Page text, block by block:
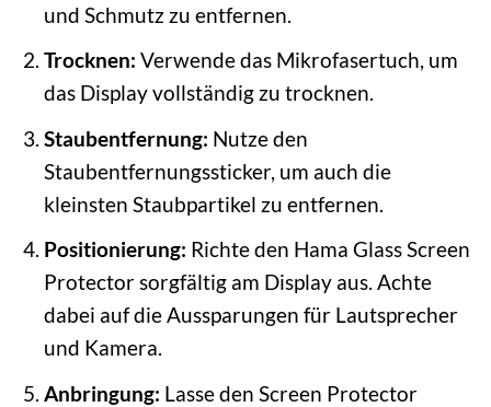
und Schmutz zu entfernen.
Trocknen: Verwende das Mikrofasertuch, um
das Display vollständig zu trocknen.
Staubentfernung: Nutze den
Staubentfernungssticker, um auch die
kleinsten Staubpartikel zu entfernen.
Positionierung: Richte den Hama Glass Screen
Protector sorgfältig am Display aus. Achte
dabei auf die Aussparungen für Lautsprecher
und Kamera.
Anbringung: Lasse den Screen Protector